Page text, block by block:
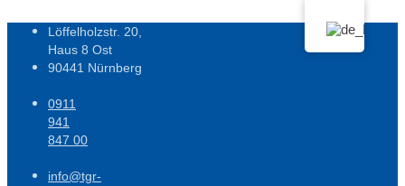
Inhalt
wechseln
Löffelholzstr. 20,
Haus 8 Ost
90441 Nürnberg
0911
941
847 00
info@tgr-